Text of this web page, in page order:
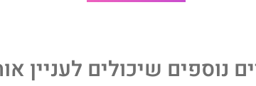
נוספים שיכולים לעניין